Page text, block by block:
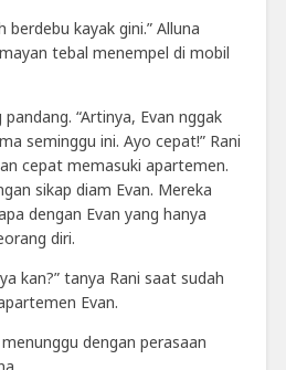
berdebu kayak gini.” Alluna
tebal menempel di mobil
“Artinya, Evan nggak
seminggu ini. Ayo cepat!” Rani
cepat memasuki apartemen.
sikap diam Evan. Mereka
dengan Evan yang hanya
diri.
kan?” tanya Rani saat sudah
Evan.
dengan perasaan